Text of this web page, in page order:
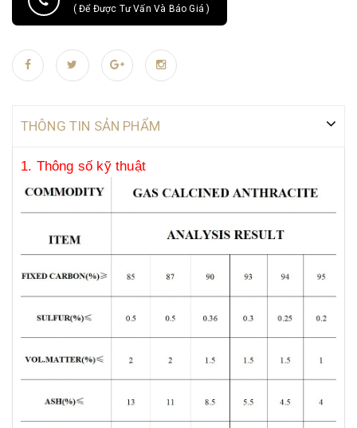
( Để Được Tư Vấn Và Báo Giá )
THÔNG TIN SẢN PHẨM
1. Thông số kỹ thuật